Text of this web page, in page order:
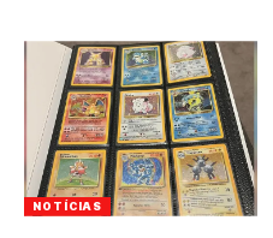
NOTÍCIAS